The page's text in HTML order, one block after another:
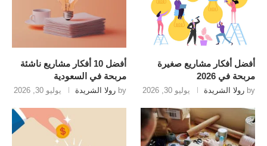
أفضل أفكار مشاريع صغيرة
مربحة في 2026
by رولا الشريدة يوليو 30, 2026
أفضل 10 أفكار مشاريع ناشئة
مربحة في السعودية
by رولا الشريدة يوليو 30, 2026